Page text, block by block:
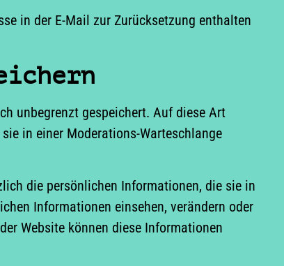
in der E-Mail zur Zurücksetzung enthalten
unbegrenzt gespeichert. Auf diese Art
in einer Moderations-Warteschlange
die persönlichen Informationen, die sie in
Informationen einsehen, verändern oder
Website können diese Informationen